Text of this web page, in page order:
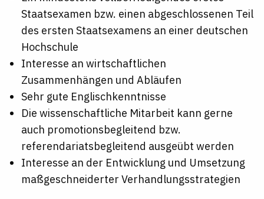
Staatsexamen bzw. einen abgeschlossenen Teil
des ersten Staatsexamens an einer deutschen
Hochschule
Interesse an wirtschaftlichen
Zusammenhängen und Abläufen
Sehr gute Englischkenntnisse
Die wissenschaftliche Mitarbeit kann gerne
auch promotionsbegleitend bzw.
referendariatsbegleitend ausgeübt werden
Interesse an der Entwicklung und Umsetzung
maßgeschneiderter Verhandlungsstrategien